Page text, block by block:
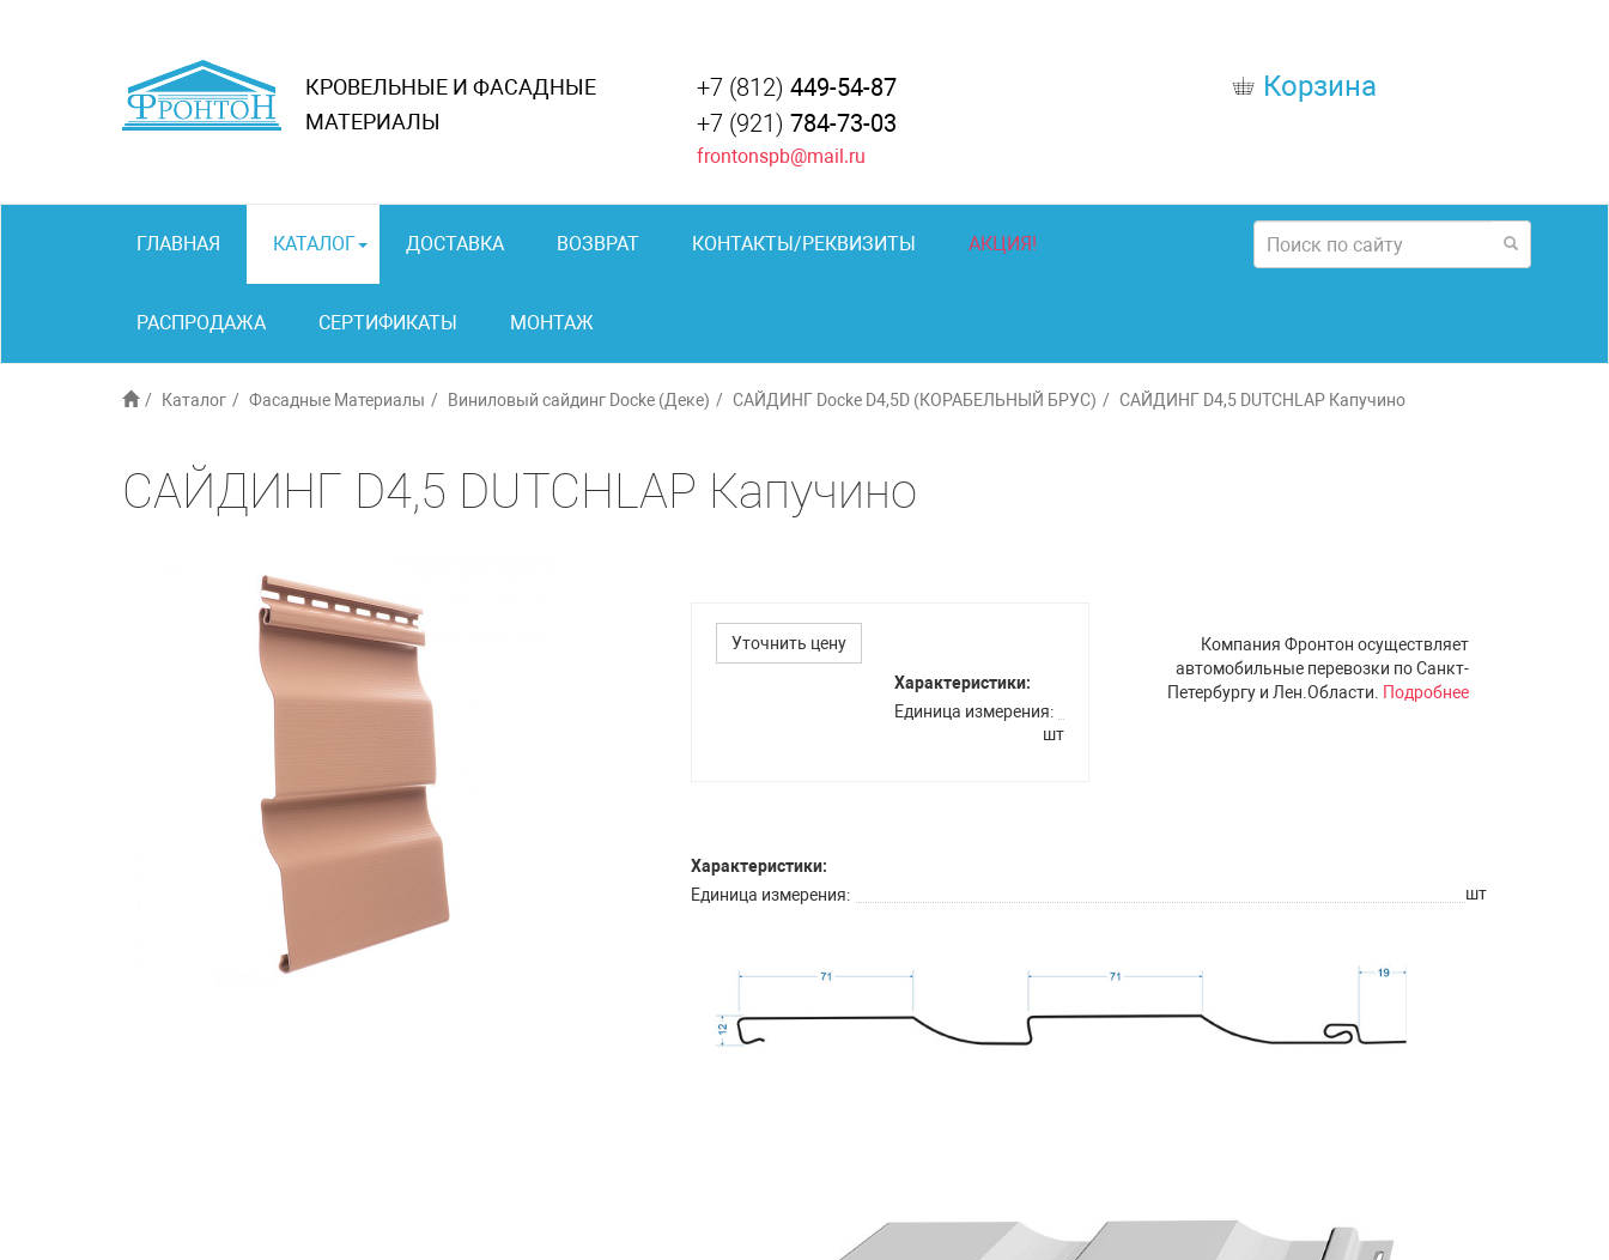
КРОВЕЛЬНЫЕ И ФАСАДНЫЕ
МАТЕРИАЛЫ
+7 (812) 449-54-87
+7 (921) 784-73-03
frontonspb@mail.ru
Корзина
ГЛАВНАЯ КАТАЛОГ ДОСТАВКА ВОЗВРАТ КОНТАКТЫ/РЕКВИЗИТЫ АКЦИЯ!
РАСПРОДАЖА СЕРТИФИКАТЫ МОНТАЖ
Каталог Фасадные Материалы Виниловый сайдинг Docke (Деке) САЙДИНГ Docke D4,5D (КОРАБЕЛЬНЫЙ БРУС) САЙДИНГ D4,5 DUTCHLAP Капучино
САЙДИНГ D4,5 DUTCHLAP Капучино
Уточнить цену
Характеристики:
Единица измерения
шт
Компания Фронтон осуществляет
автомобильные перевозки по Санкт-
Петербургу и Лен.Области.
Подробнее
Характеристики:
Единица измерения
шт